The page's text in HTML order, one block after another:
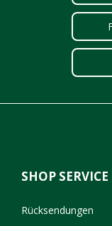
SHOP SERVICE
Rücksendungen